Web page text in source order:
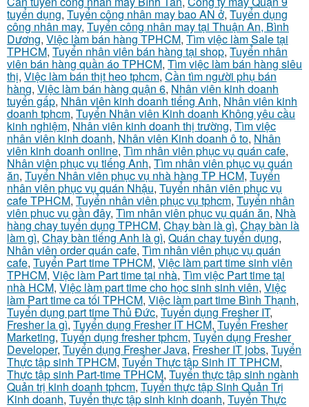
tuyển dụng, Tuyển công nhân may bao AN ở, Tuyển dụng
công nhân may, Tuyển công nhân may tại Thuận An, Bình
Dương, Việc làm bán hàng TPHCM, Tìm việc làm Sale tại
TPHCM, Tuyển nhân viên bán hàng tại shop, Tuyển nhân
viên bán hàng quần áo TPHCM, Tìm việc làm bán hàng siêu
thị, Việc làm bán thịt heo tphcm, Cần tìm người phụ bán
hàng, Việc làm bán hàng quận 6, Nhân viên kinh doanh
tuyển gấp, Nhân viên kinh doanh tiếng Anh, Nhân viên kinh
doanh tphcm, Tuyển Nhân viên Kinh doanh Không yêu cầu
kinh nghiệm, Nhân viên kinh doanh thị trường, Tìm việc
nhân viên kinh doanh, Nhân viên Kinh doanh ô to, Nhân
viên kinh doanh online, Tìm nhân viên phục vụ quán cafe,
Nhân viên phục vụ tiếng Anh, Tìm nhân viên phục vụ quán
ăn, Tuyển Nhân viên phục vụ nhà hàng TP HCM, Tuyển
nhân viên phục vụ quán Nhậu, Tuyển nhân viên phục vụ
cafe TPHCM, Tuyển nhân viên phục vụ tphcm, Tuyển nhân
viên phục vụ gần đây, Tìm nhân viên phục vụ quán ăn, Nhà
hàng chay tuyển dụng TPHCM, Chạy bàn là gì, Chạy bàn là
làm gì, Chạy bàn tiếng Anh là gì, Quán chay tuyển dụng,
Nhân viên order quán cafe, Tìm nhân viên phục vụ quán
cafe, Tuyển Part time TPHCM, Việc làm part time sinh viên
TPHCM, Việc làm Part time tại nhà, Tìm việc Part time tại
nhà HCM, Việc làm part time cho học sinh sinh viên, Việc
làm Part time ca tối TPHCM, Việc làm part time Bình Thạnh,
Tuyển dụng part time Thủ Đức, Tuyển dụng Fresher IT,
Fresher la gì, Tuyển dụng Fresher IT HCM, Tuyển Fresher
Marketing, Tuyển dụng fresher tphcm, Tuyển dụng Fresher
Developer, Tuyển dụng Fresher Java, Fresher IT jobs, Tuyển
Thực tập sinh TPHCM, Tuyển Thực tập Sinh IT TPHCM,
Thực tập sinh Part-time TPHCM, Tuyển thực tập sinh ngành
Quản trị kinh doanh tphcm, Tuyển thực tập Sinh Quản Trị
Kinh doanh, Tuyển thực tập sinh kinh doanh, Tuyển Thực